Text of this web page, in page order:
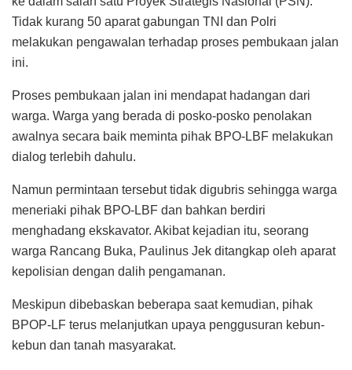
Tidak kurang 50 aparat gabungan TNI dan Polri
melakukan pengawalan terhadap proses pembukaan jalan
ini.
Proses pembukaan jalan ini mendapat hadangan dari
warga. Warga yang berada di posko-posko penolakan
awalnya secara baik meminta pihak BPO-LBF melakukan
dialog terlebih dahulu.
Namun permintaan tersebut tidak digubris sehingga warga
meneriaki pihak BPO-LBF dan bahkan berdiri
menghadang ekskavator. Akibat kejadian itu, seorang
warga Rancang Buka, Paulinus Jek ditangkap oleh aparat
kepolisian dengan dalih pengamanan.
Meskipun dibebaskan beberapa saat kemudian, pihak
BPOP-LF terus melanjutkan upaya penggusuran kebun-
kebun dan tanah masyarakat.